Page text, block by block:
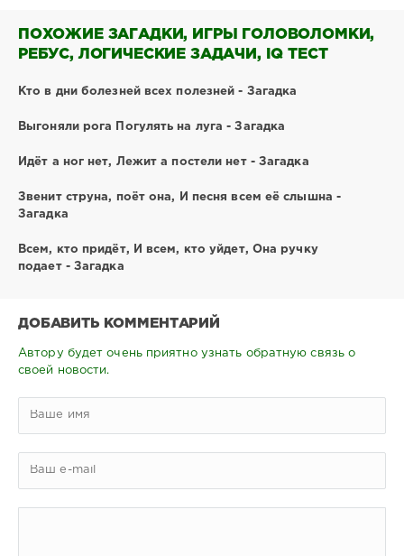
ПОХОЖИЕ ЗАГАДКИ, ИГРЫ ГОЛОВОЛОМКИ,
РЕБУС, ЛОГИЧЕСКИЕ ЗАДАЧИ, IQ ТЕСТ
Кто в дни болезней всех полезней - Загадка
Выгоняли рога Погулять на луга - Загадка
Идёт а ног нет, Лежит а постели нет - Загадка
Звенит струна, поёт она, И песня всем её слышна -
Загадка
Всем, кто придёт, И всем, кто уйдет, Она ручку
подает - Загадка
ДОБАВИТЬ КОММЕНТАРИЙ
Автору будет очень приятно узнать обратную связь о
своей новости.